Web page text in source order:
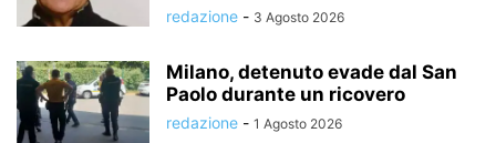
redazione - 3 Agosto 2026
Milano, detenuto evade dal San
Paolo durante un ricovero
redazione - 1 Agosto 2026